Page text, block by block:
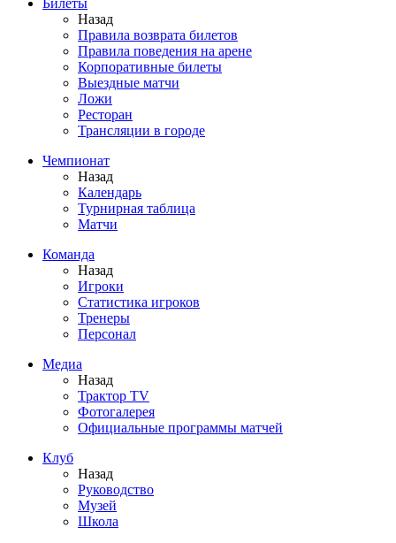
Билеты
Назад
Правила возврата билетов
Правила поведения на арене
Корпоративные билеты
Выездные матчи
Ложи
Ресторан
Трансляции в городе
Чемпионат
Назад
Календарь
Турнирная таблица
Матчи
Команда
Назад
Игроки
Статистика игроков
Тренеры
Персонал
Медиа
Назад
Трактор TV
Фотогалерея
Официальные программы матчей
Клуб
Назад
Руководство
Музей
Школа